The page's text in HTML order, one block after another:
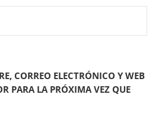
CORREO ELECTRÓNICO Y WEB
PARA LA PRÓXIMA VEZ QUE